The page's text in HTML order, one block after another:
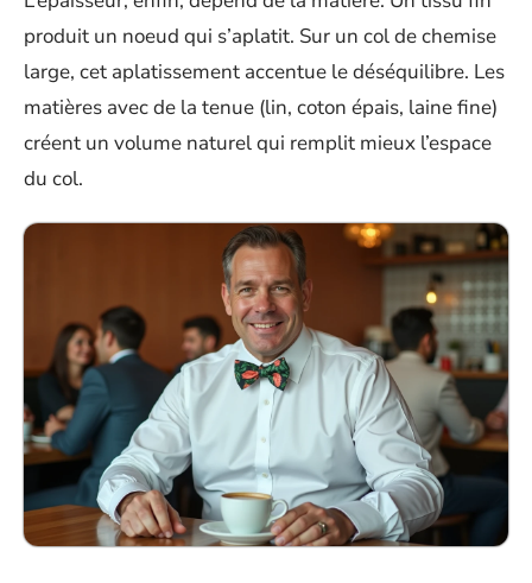
produit un noeud qui s’aplatit. Sur un col de chemise
large, cet aplatissement accentue le déséquilibre. Les
matières avec de la tenue (lin, coton épais, laine fine)
créent un volume naturel qui remplit mieux l’espace
du col.